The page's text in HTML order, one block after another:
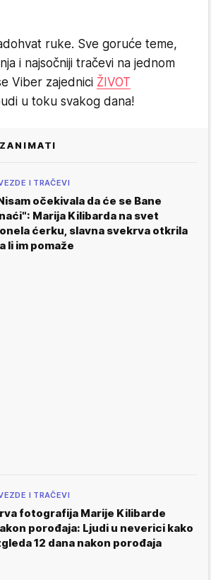
ruke. Sve goruće teme,
i najsočniji tračevi na jednom
Viber zajednici ŽIVOT
u toku svakog dana!
I TRAČEVI
očekivala da će se Bane
Marija Kilibarda na svet
ćerku, slavna svekrva otkrila
li im pomaže
I TRAČEVI
fotografija Marije Kilibarde
porođaja: Ljudi u neverici kako
12 dana nakon porođaja